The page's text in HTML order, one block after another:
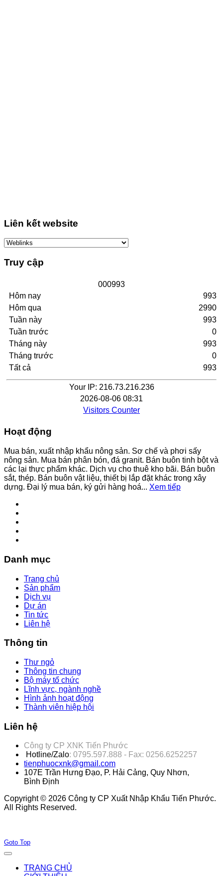
Liên kết website
Truy cập
000993
Hôm nay
Hôm qua
Tuần này
Tuần trước
Tháng này
Tháng trước
Tất cả
993
2990
993
0
993
0
993
Your IP: 216.73.216.236
2026-08-06 08:31
Visitors Counter
Hoạt động
Mua bán, xuất nhập khẩu nông sản. Sơ chế và phơi sấy
nông sản. Mua bán phân bón, đá granit. Bán buôn tinh bột và
các lại thực phẩm khác. Dịch vụ cho thuê kho bãi. Bán buôn
sắt, thép. Bán buôn vật liệu, thiết bị lắp đặt khác trong xây
dựng. Đại lý mua bán, ký gửi hàng hoá... Xem tiếp
Danh mục
Trang chủ
Sản phẩm
Dịch vụ
Dự án
Tin tức
Liên hệ
Thông tin
Thư ngỏ
Thông tin chung
Bộ máy tổ chức
Lĩnh vực, ngành nghề
Hình ảnh hoạt động
Thành viên hiệp hội
Liên hệ
Công ty CP XNK Tiến Phước
Hotline/Zalo: 0795.597.888 - Fax: 0256.6252257
tienphuocxnk@gmail.com
107E Trần Hưng Đạo, P. Hải Cảng, Quy Nhơn,
Bình Định
Copyright © 2026 Công ty CP Xuất Nhập Khẩu Tiến Phước.
All Rights Reserved.
Goto Top
TRANG CHỦ